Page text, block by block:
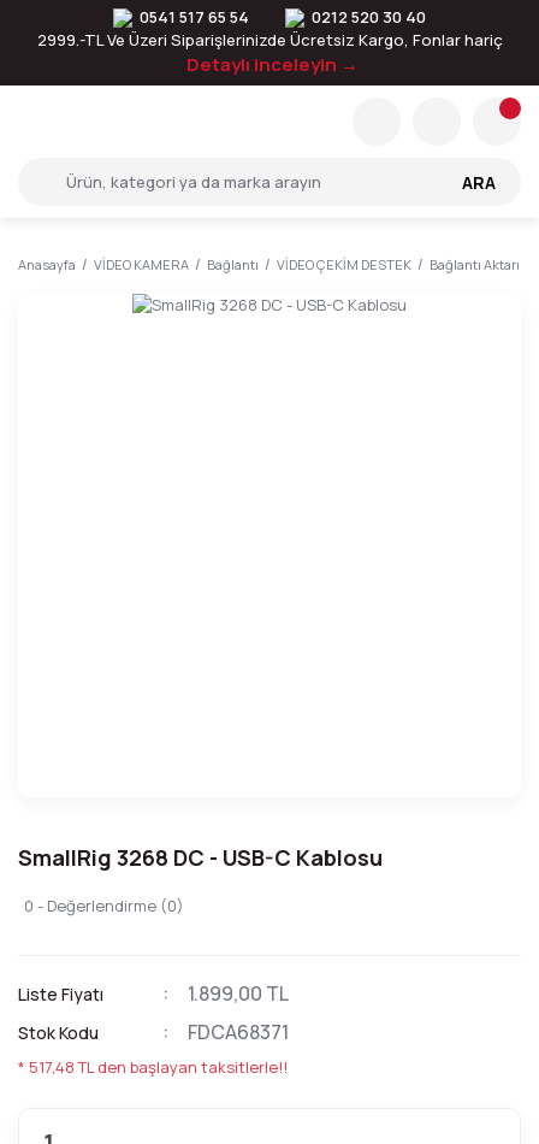
0541 517 65 54
0212 520 30 40
2999.-TL Ve Üzeri Siparişlerinizde Ücretsiz Kargo, Fonlar hariç
Detaylı inceleyin →
ARA
Anasayfa VİDEO KAMERA Bağlantı VİDEO ÇEKİM DESTEK Bağlantı Aktarım
SmallRig 3268 DC - USB-C Kablosu
0 - Değerlendirme (0)
Liste Fiyatı 1.899,00 TL
Stok Kodu FDCA68371
* 517,48 TL den başlayan taksitlerle!!